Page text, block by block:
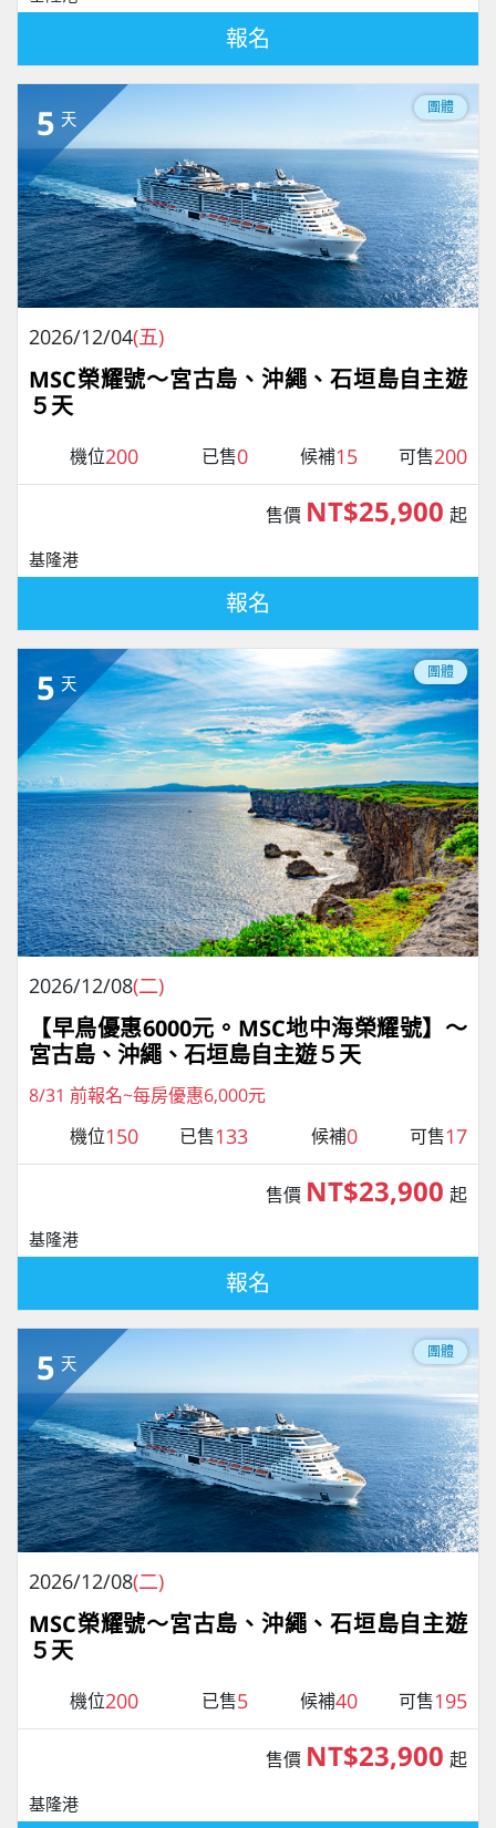
報名
5 天
團體
2026/12/04(五)
MSC榮耀號～宮古島、沖繩、石垣島自主遊
５天
機位200 已售0 候補15 可售200
基隆港
售價 NT$25,900 起
報名
5 天
團體
2026/12/08(二)
【早鳥優惠6000元。MSC地中海榮耀號】～
宮古島、沖繩、石垣島自主遊５天
8/31 前報名~每房優惠6,000元
機位150 已售133 候補0 可售17
基隆港
售價 NT$23,900 起
報名
5 天
團體
2026/12/08(二)
MSC榮耀號～宮古島、沖繩、石垣島自主遊
５天
機位200 已售5 候補40 可售195
基隆港
售價 NT$23,900 起